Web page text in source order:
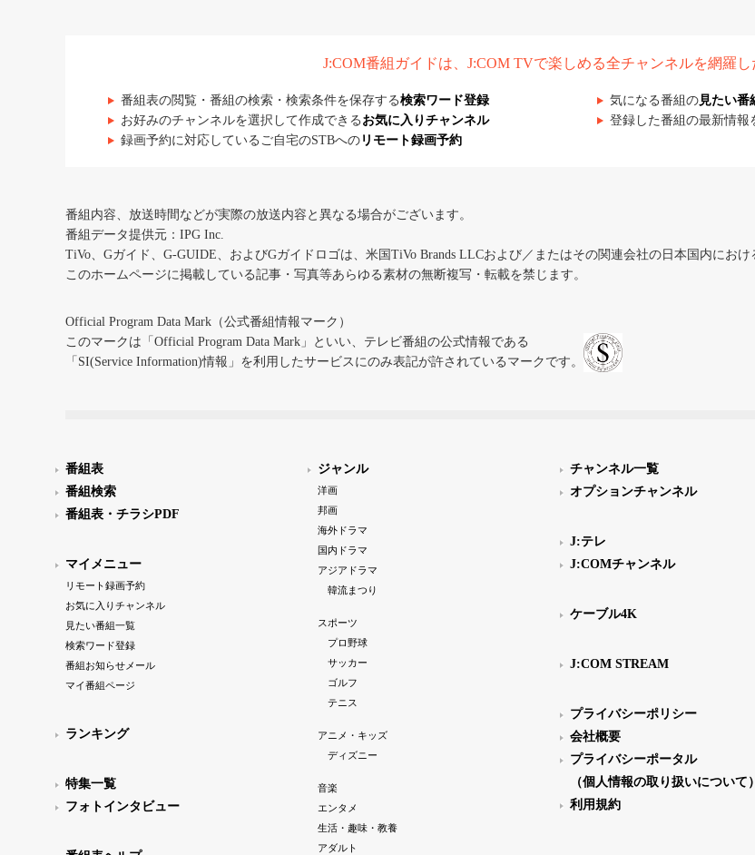
J:COM番組ガイドは、J:COM TVで楽しめる全チャンネルを網羅し
番組表の閲覧・番組の検索・検索条件を保存する検索ワード登録 気になる番組の見たい番
お好みのチャンネルを選択して作成できる お気に入りチャンネル 登録した番組の最新情報
録画予約に対応しているご自宅のSTBへの リモート録画予約
番組内容、放送時間などが実際の放送内容と異なる場合がございます。
番組データ提供元：IPG Inc.
TiVo、Gガイド、G-GUIDE、およびGガイドロゴは、米国TiVo Brands LLCおよび／またはその関連会社の日本国内におけ
このホームページに掲載している記事・写真等あらゆる素材の無断複写・転載を禁じます。
Official Program Data Mark（公式番組情報マーク）
このマークは「Official Program Data Mark」といい、テレビ番組の公式情報である
「SI(Service Information)情報」を利用したサービスにのみ表記が許されているマークです。
番組表
番組検索
番組表・チラシPDF
マイメニュー
リモート録画予約
お気に入りチャンネル
見たい番組一覧
検索ワード登録
番組お知らせメール
マイ番組ページ
ランキング
特集一覧
フォトインタビュー
ジャンル
洋画
邦画
海外ドラマ
国内ドラマ
アジアドラマ
韓流まつり
スポーツ
プロ野球
サッカー
ゴルフ
テニス
アニメ・キッズ
ディズニー
音楽
エンタメ
生活・趣味・教養
アダルト
チャンネル一覧
オプションチャンネル
J:テレ
J:COMチャンネル
ケーブル4K
J:COM STREAM
プライバシーポリシー
会社概要
プライバシーポータル
（個人情報の取り扱いについて）
利用規約